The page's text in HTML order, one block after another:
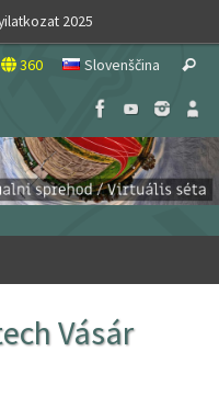
2025
360 Slovenščina Search
Vásár